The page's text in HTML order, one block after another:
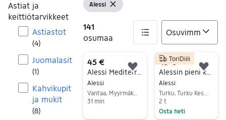
Astiat ja
keittiötarvikkeet
Astiastot
(4)
Juomalasit
(1)
Kahvikupit
ja mukit
(8)
Näytä suodattimet
Alessi Tyhjennä suodatin
141
osumaa
141 tulos(ta)
45 €
Alessi Mediterraneo talouspaperiteline
Alessi
31 min
Lisää suosikiksi.
45 €
Alessin pieni kulho
Alessi
2 t
Osta heti
ToriDiili